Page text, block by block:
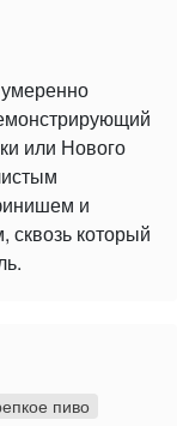
или Нового
и
который
пиво